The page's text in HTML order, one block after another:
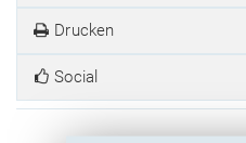
Drucken
Social